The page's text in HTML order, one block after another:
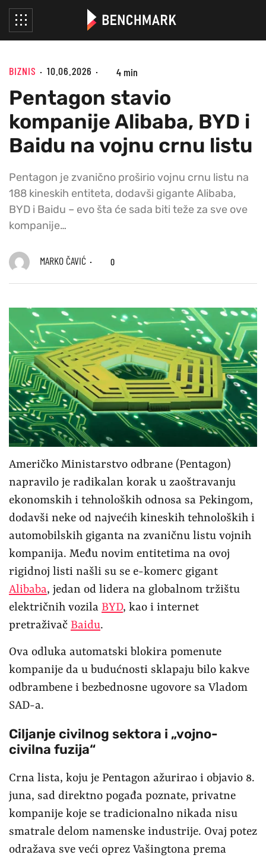
BIZNIS 10.06.2026 4 min
Pentagon stavio
kompanije Alibaba, BYD i
Baidu na vojnu crnu listu
Pentagon je zvanično proširio vojnu crnu listu na
188 kineskih entiteta, dodavši gigante Alibaba,
BYD i Baidu – evo šta će sada biti teže za sve ove
kompanije…
MARKO ČAVIĆ 0
Američko Ministarstvo odbrane (Pentagon)
napravilo je radikalan korak u zaoštravanju
ekonomskih i tehnoloških odnosa sa Pekingom,
dodavši neke od najvećih kineskih tehnoloških i
automobilskih giganta na zvaničnu listu vojnih
kompanija. Među novim entitetima na ovoj
rigidnoj listi našli su se e-komerc gigant
Alibaba, jedan od lidera na globalnom tržištu
električnih vozila BYD, kao i internet
pretraživač Baidu.
Ova odluka automatski blokira pomenute
kompanije da u budućnosti sklapaju bilo kakve
odbrambene i bezbednosne ugovore sa Vladom
SAD-a.
Ciljanje civilnog sektora i „vojno-
civilna fuzija“
Crna lista, koju je Pentagon ažurirao i objavio 8.
juna, sad direktno pogađa poznate, privatne
kompanije koje se tradicionalno nikada nisu
smatrale delom namenske industrije. Ovaj potez
odražava sve veći oprez Vašingtona prema